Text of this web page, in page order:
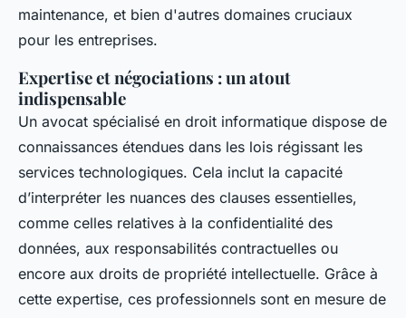
maintenance, et bien d'autres domaines cruciaux
pour les entreprises.
Expertise et négociations : un atout
indispensable
Un avocat spécialisé en droit informatique dispose de
connaissances étendues dans les lois régissant les
services technologiques. Cela inclut la capacité
d’interpréter les nuances des clauses essentielles,
comme celles relatives à la confidentialité des
données, aux responsabilités contractuelles ou
encore aux droits de propriété intellectuelle. Grâce à
cette expertise, ces professionnels sont en mesure de